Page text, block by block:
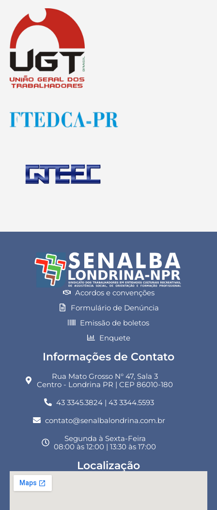
Acordos e convenções
Formulário de Denúncia
Emissão de boletos
Enquete
Informações de Contato
Rua Mato Grosso N° 47, Sala 3
Centro - Londrina PR | CEP 86010-180
43 3345.3824 | 43 3344.5593
contato@senalbalondrina.com.br
Segunda à Sexta-Feira
08:00 às 12:00 | 13:30 às 17:00
Localização